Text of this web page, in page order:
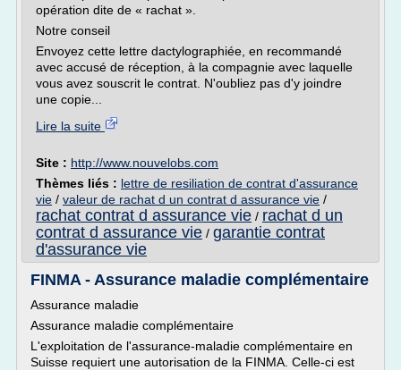
opération dite de « rachat ».
Notre conseil
Envoyez cette lettre dactylographiée, en recommandé
avec accusé de réception, à la compagnie avec laquelle
vous avez souscrit le contrat. N'oubliez pas d'y joindre
une copie...
Lire la suite
Site : http://www.nouvelobs.com
Thèmes liés : lettre de resiliation de contrat d'assurance
vie / valeur de rachat d un contrat d assurance vie /
rachat contrat d assurance vie / rachat d un
contrat d assurance vie / garantie contrat
d'assurance vie
FINMA - Assurance maladie complémentaire
Assurance maladie
Assurance maladie complémentaire
L'exploitation de l'assurance-maladie complémentaire en
Suisse requiert une autorisation de la FINMA. Celle-ci est